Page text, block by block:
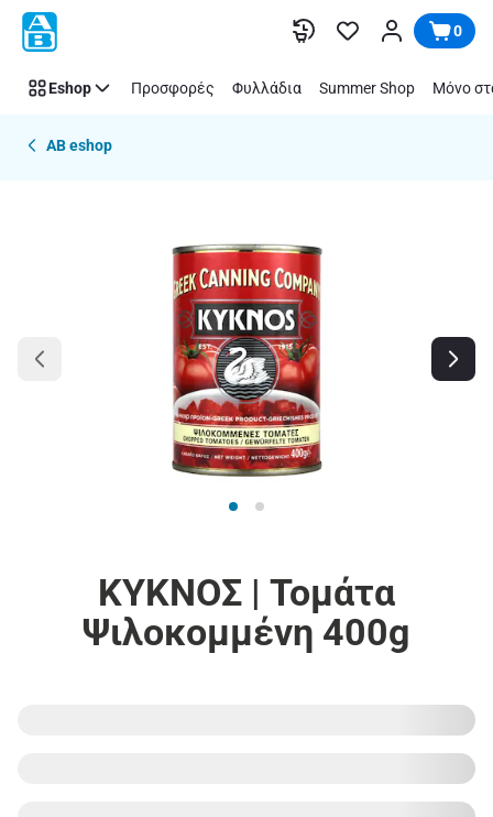
Παράλειψη 0
Eshop Προσφορές Φυλλάδια Summer Shop Μόνο
AB eshop
ΚΥΚΝΟΣ | Τομάτα
Ψιλοκομμένη 400g